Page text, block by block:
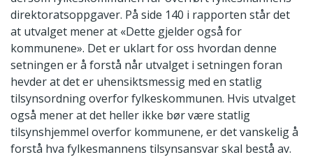
direktoratsoppgaver. På side 140 i rapporten står det
at utvalget mener at «Dette gjelder også for
kommunene». Det er uklart for oss hvordan denne
setningen er å forstå når utvalget i setningen foran
hevder at det er uhensiktsmessig med en statlig
tilsynsordning overfor fylkeskommunen. Hvis utvalget
også mener at det heller ikke bør være statlig
tilsynshjemmel overfor kommunene, er det vanskelig å
forstå hva fylkesmannens tilsynsansvar skal bestå av.